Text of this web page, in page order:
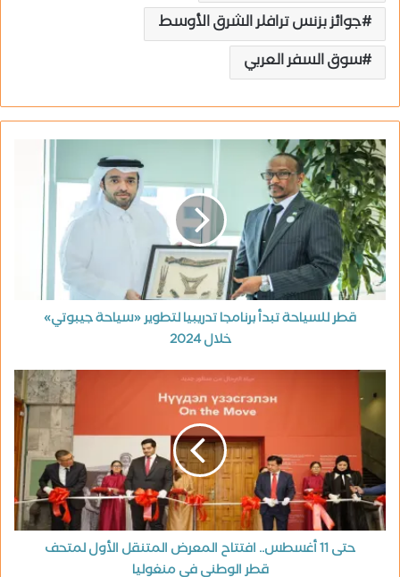
جوائز بزنس ترافلر الشرق الأوسط
سوق السفر العربي
قطر للسياحة تبدأ برنامجا تدريبيا لتطوير «سياحة جيبوتي»
خلال 2024
حتى 11 أغسطس.. افتتاح المعرض المتنقل الأول لمتحف
قطر الوطني في منغوليا